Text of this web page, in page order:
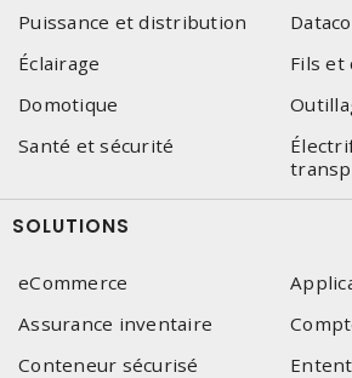
Puissance et distribution
Éclairage
Fils et
Domotique
Santé et sécurité
SOLUTIONS
eCommerce
Assurance inventaire
Conteneur sécurisé